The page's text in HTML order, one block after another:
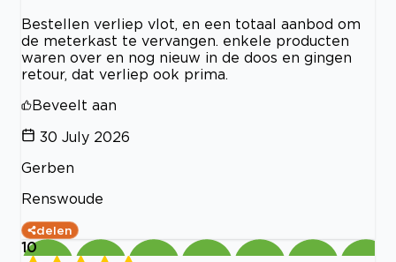
Bestellen verliep vlot, en een totaal aanbod om
de meterkast te vervangen. enkele producten
waren over en nog nieuw in de doos en gingen
retour, dat verliep ook prima.
Beveelt aan
30 July 2026
Gerben
Renswoude
delen
10